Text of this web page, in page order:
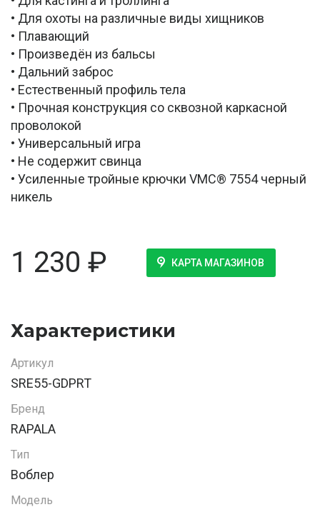
• Для охоты на различные виды хищников
• Плавающий
• Произведён из бальсы
• Дальний заброс
• Естественный профиль тела
• Прочная конструкция со сквозной каркасной
проволокой
• Универсальный игра
• Не содержит свинца
• Усиленные тройные крючки VMC® 7554 черный
никель
1 230 ₽ КАРТА МАГАЗИНОВ
Характеристики
Артикул
SRE55-GDPRT
Бренд
RAPALA
Тип
Воблер
Модель